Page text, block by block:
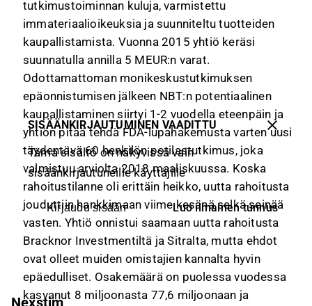
tutkimustoiminnan kuluja, varmistettu
immateriaalioikeuksia ja suunniteltu tuotteiden
kaupallistamista. Vuonna 2015 yhtiö keräsi
suunnatulla annilla 5 MEUR:n varat.
Odottamattoman monikeskustutkimuksen
epäonnistumisen jälkeen NBT:n potentiaalinen
kaupallistaminen siirtyi 1-2 vuodella eteenpäin ja
yhtiön pitää tehdä FDA-lupahakemusta varten uusi
täydentävä 60 henkilön potilastutkimus, joka
valmistuu arviolta 2018 maaliskuussa. Koska
rahoitustilanne oli erittäin heikko, uutta rahoitusta
jouduttiin hankkimaan viime kesänä selkä seinää
vasten. Yhtiö onnistui saamaan uutta rahoitusta
Bracknor Investmentiltä ja Sitralta, mutta ehdot
ovat olleet muiden omistajien kannalta hyvin
epäedulliset. Osakemäärä on puolessa vuodessa
kasvanut 8 miljoonasta 77,6 miljoonaan ja
SISÄÄNKIRJAUTUMINEN VAADITTU
Tämä sisältö on näkyvissä vain
sisäänkirjautuneille käyttäjille
Kirjaudu sisään Luo ilmainen tunnus
Nexstim